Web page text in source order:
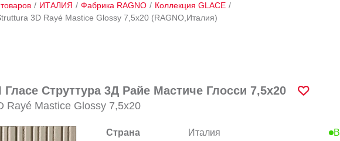
/ ИТАЛИЯ / Фабрика RAGNO / Коллекция GLACE /
3D Rayé Mastice Glossy 7,5x20 (RAGNO,Италия)
Гласе Струттура 3Д Райе Мастиче Глосси 7,5x20
Rayé Mastice Glossy 7,5x20
Страна
Италия